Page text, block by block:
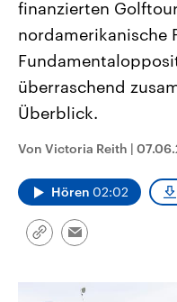
Aktuelle Beiträge,
Hintergründe
Wirtschaftlich und
gehören die Vereinigten
den mächtigsten Ländern
mit großem Einfluss auf
Audio-Archiv
finanzierten
nordamerikanische
überraschend
Überblick.
Von Victoria Reith |
Hören 02:02
Link
Email